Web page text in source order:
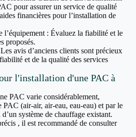
pour assurer un service de qualité
financières pour l’installation de
l’équipement : Évaluez la fiabilité et le
proposés.
avis d’anciens clients sont précieux
et de la qualité des services
l'installation d'une PAC à
PAC varie considérablement,
(air-air, air-eau, eau-eau) et par le
système de chauffage existant.
, il est recommandé de consulter